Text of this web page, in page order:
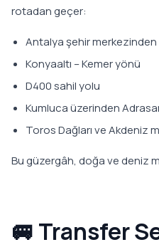
rotadan geçer:
Antalya şehir merkezinden
Konyaaltı – Kemer yönü
D400 sahil yolu
Kumluca üzerinden
Toros Dağları ve Akdeniz
Bu güzergâh, doğa ve deniz
🚐 Transfer